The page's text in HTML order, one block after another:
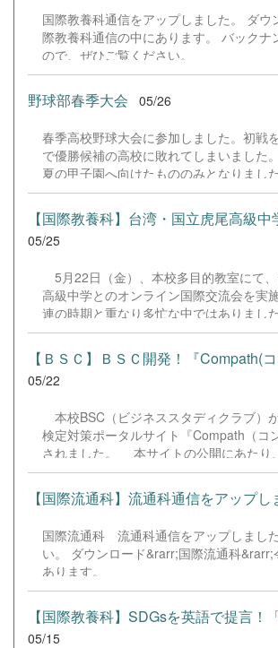
に、教員一同大きな頼もしさを感じてい
たちが時代の変化を的確に捉え、人間な
きながら次代を切り拓いていけるよう、
会を全力で支援してまいります。
たため、正式なリンク先のURLを改めて
た、千歳高校の公式Web「ダウンロード
ップロードおよびプログラムの改変用の
ンロード出来ますので、そちらについて
い。 全商検定対策ポータルサイト「
highschool-bsc.netlify.app/ 検定対策アプ
用実態に関するアンケート【生徒用】
https://docs.google.com/forms/d/e/
【教員用】
https://docs.google.com/forms/d/e/
国際教養科通信をアップしました。 ダウ
際教養科通信の中にあります。 バックナ
ので、ぜひご覧ください。
野球部春季大会 05/26
春季高校野球大会に参加しました。初戦
で優勝候補の高校に敗れてしまいました
夏の甲子園へ向けたもののみとなりまし
頑張っていきます
05/25
5月22日（金）、本校多目的教室にて
高級中学とのオンライン国際交流会を実
連の時期と重なり多忙な中ではありまし
名、虎尾高級中学から31名の生徒が参加
に熱い絆を育みました。 交流会は、本
る英語のスピーチと１年３組渕上君によ
交えた挨拶のスピーチで幕を開けました
表を行いました。台湾側からは地域の文
の製糖工場など日本にゆかりのある名所
校生徒は熱心に聞き入っていました。千
本のアニメや四季折々のイベントなど、
る7つのテーマを披露。リハーサルでは
たちも、本番ではしっかりと準備の成果
発音で堂々と想いを届けることができま
Zoomのブレークアウトルーム機能を用
流へ。音声トラブルを乗り越え、好きな
で盛り上がる生徒たちの顔には、自然と
影を行い、...
05/22
本校BSC（ビジネススタディクラブ）
検定対策ポータルサイト『Compath（コ
されました。 本サイトの公開にあたり
校をはじめ、本州以南の商業高校など、
学校へ郵送にて案内ポスターが配布され
ータルサイトからは、全商検定の9つの
れまでに開発したアプリは計180本という
ります。今回、これらを広く一般に公開
からアンケートを回収・集計することで
る改善や、より実用的な機能の追加へと
す。 集まったアンケートをもとに「今、本当に必要とさ
れている検定対策はどのようなものか」
【国際流通科】流通科通信をアップし
国際流通科 流通科通信をアップしまし
い。 ダウンロード&rarr;国際流通科&rarr;
あります。
05/15